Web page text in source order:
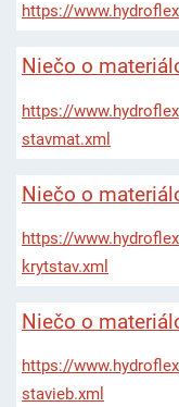
https://
Niečo o
https://
stavmat.xml
Niečo o
https://
krytstav.xml
Niečo o
https://
stavieb.xml